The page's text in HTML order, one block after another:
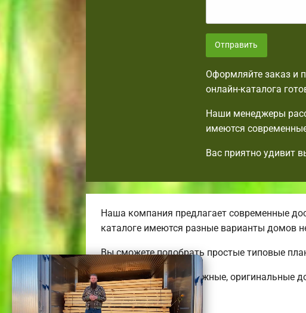
Отправить
Оформляйте заказ и
онлайн-каталога
Наши менеджеры
имеются
Вас приятно удивит
Наша компания предлагает современные
каталоге имеются разные варианты домов
Вы сможете подобрать простые типовые
Строим удобные, надежные, оригинальные
коттеджей.